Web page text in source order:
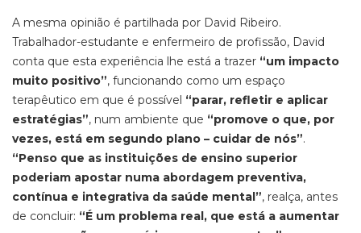
A mesma opinião é partilhada por David Ribeiro.
Trabalhador-estudante e enfermeiro de profissão, David
conta que esta experiência lhe está a trazer “um impacto
muito positivo”, funcionando como um espaço
terapêutico em que é possível “parar, refletir e aplicar
estratégias”, num ambiente que “promove o que, por
vezes, está em segundo plano – cuidar de nós”.
“Penso que as instituições de ensino superior
poderiam apostar numa abordagem preventiva,
contínua e integrativa da saúde mental”, realça, antes
de concluir: “É um problema real, que está a aumentar